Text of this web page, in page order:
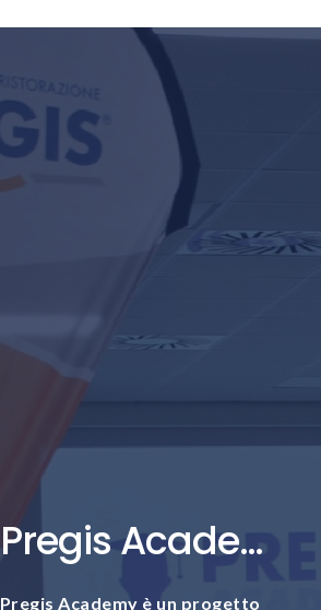
Pregis Academy
Pregis Academy è un progetto